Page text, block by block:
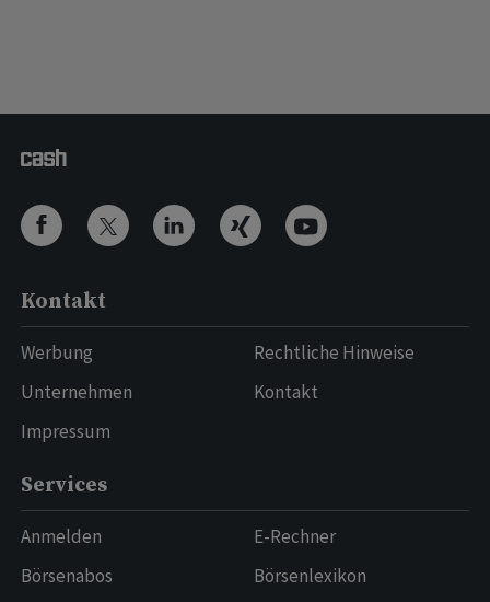
Kontakt
Werbung
Unternehmen
Impressum
Rechtliche Hinweise
Kontakt
Services
Anmelden
Börsenabos
E-Rechner
Börsenlexikon